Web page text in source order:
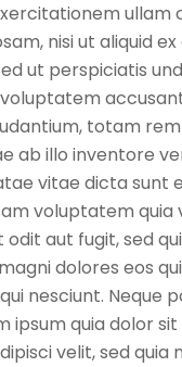
ullam
nisi ut aliquid
ut perspiciatis
totam
ab illo inventore
vitae dicta sunt
voluptatem quia
aut fugit, sed
dolores eos
nesciunt. Neque
ipsum quia dolor
velit, sed quia